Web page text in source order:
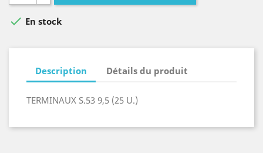
 En stock
Description Détails du produit
TERMINAUX S.53 9,5 (25 U.)